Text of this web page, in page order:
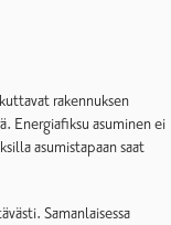
rakennuksen
Energiafiksu asuminen ei
asumistapaan saat
Samanlaisessa